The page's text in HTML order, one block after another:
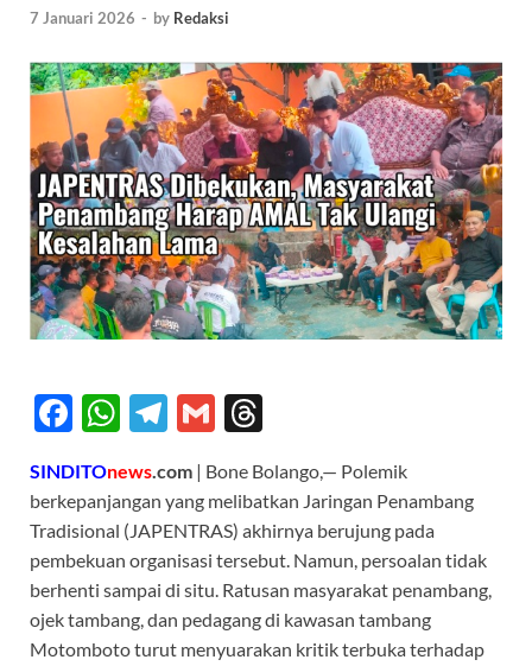
7 Januari 2026 - by Redaksi
F
e
b
o
o
k
W
at
s
A
p
p
T
e
gr
a
m
G
ail e
a
ds
SINDITOnews.com | Bone Bolango,— Polemik
berkepanjangan yang melibatkan Jaringan Penambang
Tradisional (JAPENTRAS) akhirnya berujung pada
pembekuan organisasi tersebut. Namun, persoalan tidak
berhenti sampai di situ. Ratusan masyarakat penambang,
ojek tambang, dan pedagang di kawasan tambang
Motomboto turut menyuarakan kritik terbuka terhadap